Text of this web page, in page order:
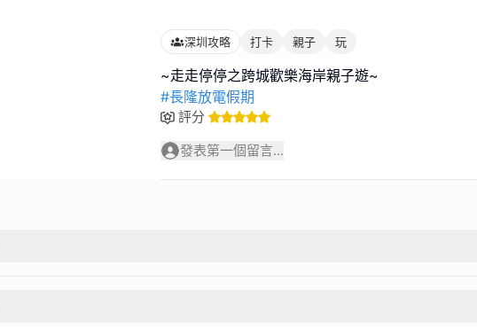
深圳攻略 打卡 親子 玩
#長隆放電假期
評分
發表第一個留言...